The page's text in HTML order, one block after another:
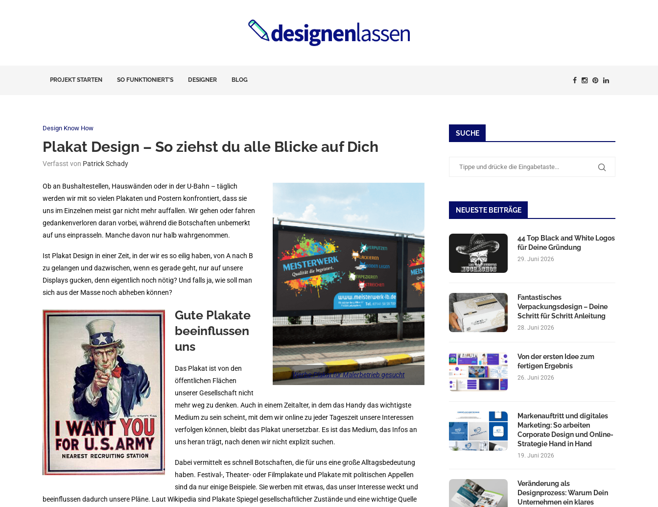
PROJEKT STARTEN SO FUNKTIONIERT’S DESIGNER BLOG
Design Know How
Plakat Design – So ziehst du alle Blicke auf Dich
Verfasst von Patrick Schady
Werbe-Plakat für Malerbetrieb gesucht
Ob an Bushaltestellen, Hauswänden oder in der U-Bahn – täglich
werden wir mit so vielen Plakaten und Postern konfrontiert, dass sie
uns im Einzelnen meist gar nicht mehr auffallen. Wir gehen oder fahren
gedankenverloren daran vorbei, während die Botschaften unbemerkt
auf uns einprasseln. Manche davon nur halb wahrgenommen.
Ist Plakat Design in einer Zeit, in der wir es so eilig haben, von A nach B
zu gelangen und dazwischen, wenn es gerade geht, nur auf unsere
Displays gucken, denn eigentlich noch nötig? Und falls ja, wie soll man
sich aus der Masse noch abheben können?
Gute Plakate
beeinflussen
uns
Das Plakat ist von den
öffentlichen Flächen
unserer Gesellschaft nicht
mehr weg zu denken. Auch in einem Zeitalter, in dem das Handy das wichtigste
Medium zu sein scheint, mit dem wir online zu jeder Tageszeit unsere Interessen
verfolgen können, bleibt das Plakat unersetzbar. Es ist das Medium, das Infos an
uns heran trägt, nach denen wir nicht explizit suchen.
Dabei vermittelt es schnell Botschaften, die für uns eine große Alltagsbedeutung
haben. Festival-, Theater- oder Filmplakate und Plakate mit politischen Appellen
sind da nur einige Beispiele. Sie werben mit etwas, das unser Interesse weckt und
beeinflussen dadurch unsere Pläne. Laut Wikipedia sind Plakate Spiegel gesellschaftlicher Zustände und eine wichtige Quelle
SUCHE
NEUESTE BEITRÄGE
44 Top Black and White Logos
für Deine Gründung
29. Juni 2026
Fantastisches
Verpackungsdesign – Deine
Schritt für Schritt Anleitung
28. Juni 2026
Von der ersten Idee zum
fertigen Ergebnis
26. Juni 2026
Markenauftritt und digitales
Marketing: So arbeiten
Corporate Design und Online-
Strategie Hand in Hand
19. Juni 2026
Veränderung als
Designprozess: Warum Dein
Unternehmen ein klares